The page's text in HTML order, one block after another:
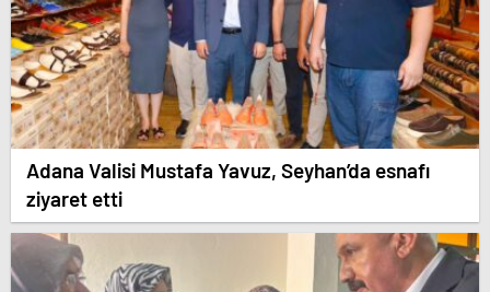
Adana Valisi Mustafa Yavuz, Seyhan’da esnafı
ziyaret etti